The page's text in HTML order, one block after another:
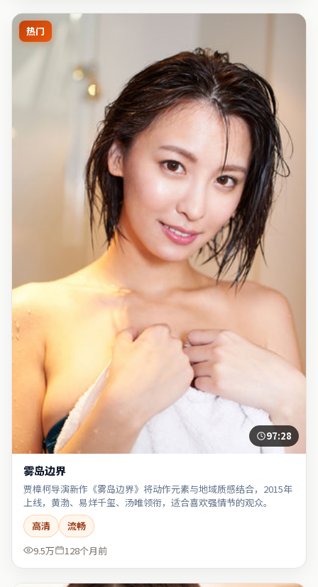
热门
97:28
雾岛边界
贾樟柯导演新作《雾岛边界》将动作元素与地域质感结合，2015年
上线，黄渤、易烊千玺、汤唯领衔，适合喜欢强情节的观众。
高清
流畅
9.5万
128个月前